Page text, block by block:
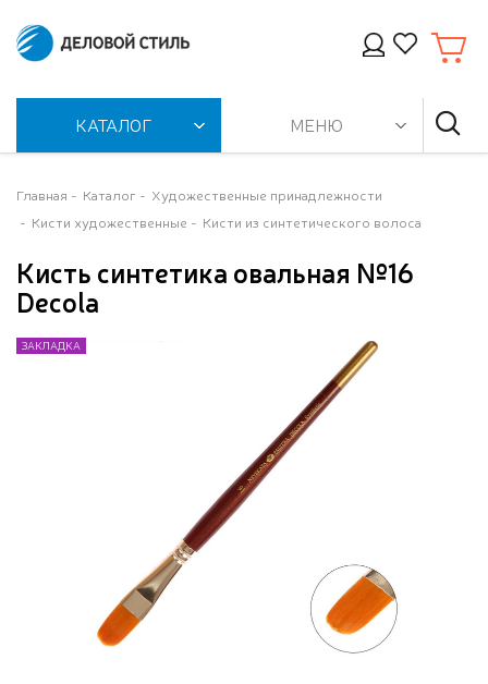
КАТАЛОГ МЕНЮ
Главная Каталог
Художественные принадлежности
Кисти художественные
Кисти из синтетического волоса
Кисть синтетика овальная №16
Decola
ЗАКЛАДКА
ЗАКЛАДКА